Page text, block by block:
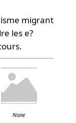
migrant
les e?
None